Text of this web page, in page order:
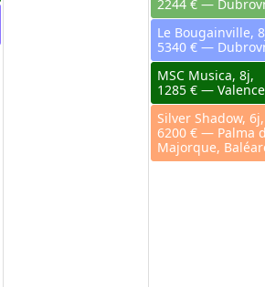
2244 € —
Le Bougainville,
5340 € —
MSC Musica, 8j,
1285 € — Valence
Silver Shadow, 6j,
6200 € — Palma
Majorque,